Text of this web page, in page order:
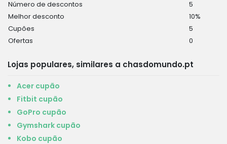
Número de descontos
5
Melhor desconto
10%
Cupões
5
Ofertas
0
Lojas populares, similares a chasdomundo.pt
Acer cupão
Fitbit cupão
GoPro cupão
Gymshark cupão
Kobo cupão